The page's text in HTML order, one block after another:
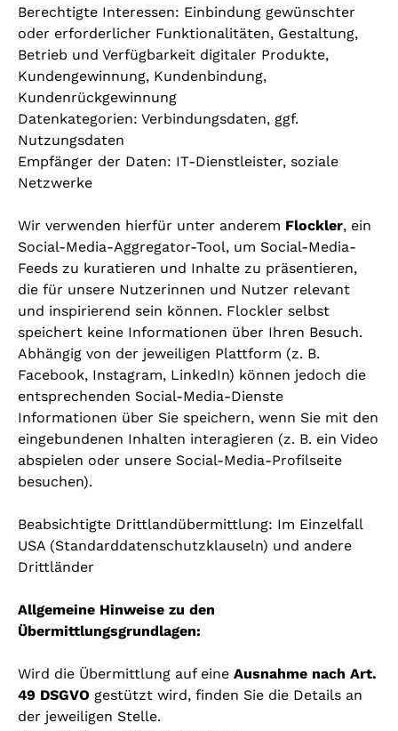
Berechtigte Interessen: Einbindung gewünschter
oder erforderlicher Funktionalitäten, Gestaltung,
Betrieb und Verfügbarkeit digitaler Produkte,
Kundengewinnung, Kundenbindung,
Kundenrückgewinnung
Datenkategorien: Verbindungsdaten, ggf.
Nutzungsdaten
Empfänger der Daten: IT-Dienstleister, soziale
Netzwerke
Wir verwenden hierfür unter anderem Flockler, ein
Social-Media-Aggregator-Tool, um Social-Media-
Feeds zu kuratieren und Inhalte zu präsentieren,
die für unsere Nutzerinnen und Nutzer relevant
und inspirierend sein können. Flockler selbst
speichert keine Informationen über Ihren Besuch.
Abhängig von der jeweiligen Plattform (z. B.
Facebook, Instagram, LinkedIn) können jedoch die
entsprechenden Social-Media-Dienste
Informationen über Sie speichern, wenn Sie mit den
eingebundenen Inhalten interagieren (z. B. ein Video
abspielen oder unsere Social-Media-Profilseite
besuchen).
Beabsichtigte Drittlandübermittlung: Im Einzelfall
USA (Standarddatenschutzklauseln) und andere
Drittländer
Allgemeine Hinweise zu den
Übermittlungsgrundlagen:
Wird die Übermittlung auf eine Ausnahme nach Art.
49 DSGVO gestützt wird, finden Sie die Details an
der jeweiligen Stelle.